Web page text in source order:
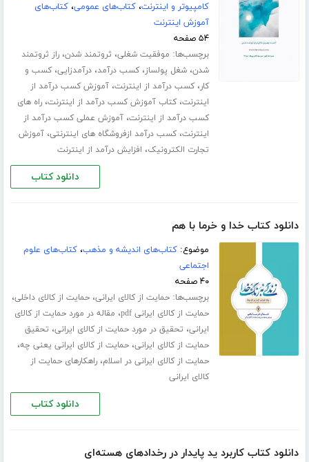
کامپیوتر و اینترنت،کتاب‌های عمومی،کتاب‌های
آموزش اینترنت
۵۴ صفحه
برچسب‌ها: موفقیت شغلی، ثروتمند شدن،راز ثروتمند
شدن،شغل پولساز،کسب درآمد،درآمدزایی،کسب و
کار،کسب درآمد از اینترنت،آموزش کسب درآمد از
اینترنت،کتاب آموزش کسب درآمد از اینترنت،راه های
کسب درآمد از اینترنت،آموزش عملی کسب درآمد از
اینترنت،کسب درآمد ازفروشگاه های اینترنتی،آموزش
تجارت الکترونیک، افزایش درآمد از اینترنت
دانلود کتاب
دانلود کتاب خدا و خرما با هم
موضوع:کتاب‌های اندیشه و مذهب،کتاب‌های علوم
اجتماعی
۴۰ صفحه
برچسب‌ها:حمایت از کالای ایرانی،حمایت از کالای داخلی،
حمایت از کالای ایرانی pdf ، مقاله در مورد حمایت از کالای
ایرانی، تحقیق در مورد حمایت از کالای ایرانی، تحقیق
حمایت از کالای ایرانی،حمایت از کالای ایرانی یعنی چه،
حمایت از کالای ایرانی در اسلام،راهکارهای حمایت از
کالای ایرانی
دانلود کتاب
دانلود کتاب کاربرد ید پایدار در رخدادهای هسته‌ای